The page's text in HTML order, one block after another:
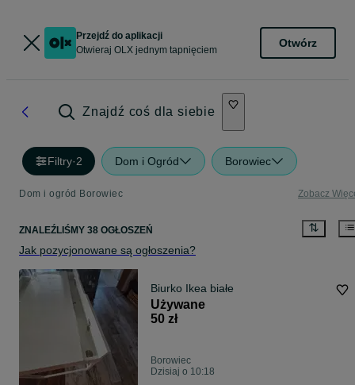
Przejdź do aplikacji
Otwieraj OLX jednym tapnięciem
Otwórz
Znajdź coś dla siebie
Filtry·2 Dom i Ogród Borowiec
Dom i ogród Borowiec Zobacz
ZNALEŹLIŚMY 38 OGŁOSZEŃ
Jak pozycjonowane są ogłoszenia?
Biurko Ikea białe
Używane
50 zł
Borowiec
Dzisiaj o 10:18